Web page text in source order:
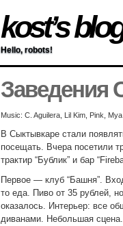
kost’s
Hello, robots!
Заведения
Music: C. Aguilera, Lil Kim, Pink,
В Сыктывкаре стали
посещать. Вчера посетили
трактир “Бублик” и бар
Первое — клуб “Башня”.
то еда. Пиво от 35 рублей,
оказалось. Интерьер: все
диванами. Небольшая